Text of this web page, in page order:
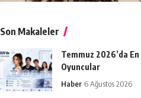
Son Makaleler
Temmuz 2026’da
Oyuncular
Haber 6 Ağustos 2026